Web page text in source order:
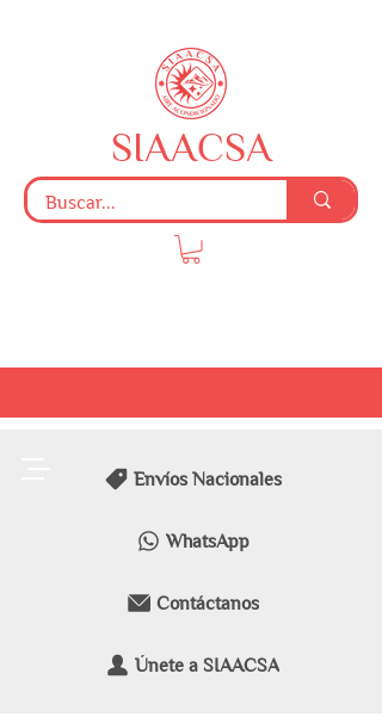
Envíos Nacionales
WhatsApp
Contáctanos
Únete a SIAACSA
SIAACSA